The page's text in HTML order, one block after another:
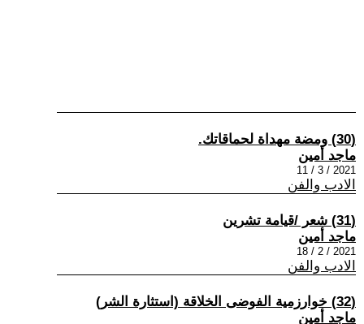
(30) ومضة مهداة لحماقاتك.
ماجد أمين
2021 / 3 / 11
الادب والفن
(31) شعر /قيامة تشرين
ماجد أمين
2021 / 2 / 18
الادب والفن
(32) خوارزمية الفوضى الخلاقة (استثارة الشر)
ماجد أمين